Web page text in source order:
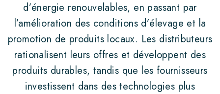
Presse
Salons
Nouveautés
CONTACTER LYON BISCUIT
d’énergie renouvelables, en passant par
l’amélioration des conditions d’élevage et la
promotion de produits locaux. Les distributeurs
rationalisent leurs offres et développent des
produits durables, tandis que les fournisseurs
investissent dans des technologies plus